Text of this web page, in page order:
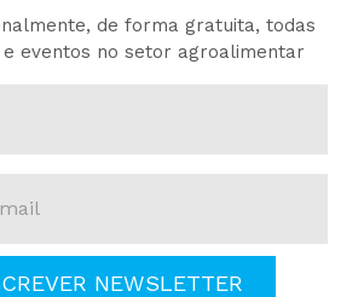
de forma gratuita, todas
e eventos no setor agroalimentar
NEWSLETTER